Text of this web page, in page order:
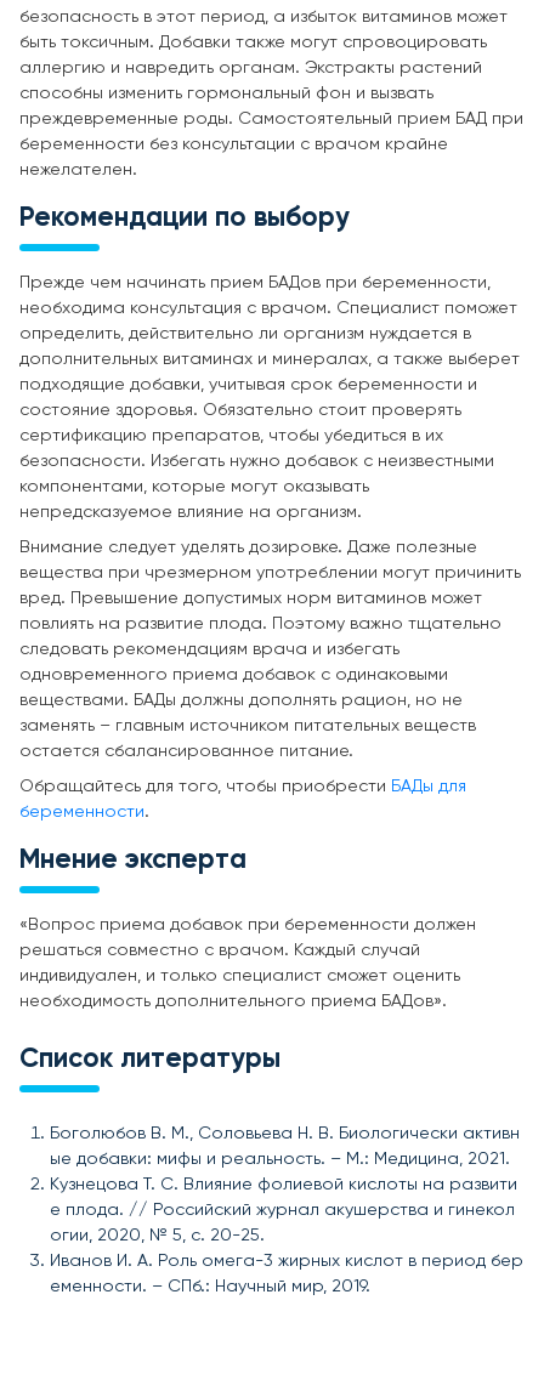
безопасность в этот период, а избыток витаминов может
быть токсичным. Добавки также могут спровоцировать
аллергию и навредить органам. Экстракты растений
способны изменить гормональный фон и вызвать
преждевременные роды. Самостоятельный прием БАД при
беременности без консультации с врачом крайне
нежелателен.
Рекомендации по выбору
Прежде чем начинать прием БАДов при беременности,
необходима консультация с врачом. Специалист поможет
определить, действительно ли организм нуждается в
дополнительных витаминах и минералах, а также выберет
подходящие добавки, учитывая срок беременности и
состояние здоровья. Обязательно стоит проверять
сертификацию препаратов, чтобы убедиться в их
безопасности. Избегать нужно добавок с неизвестными
компонентами, которые могут оказывать
непредсказуемое влияние на организм.
Внимание следует уделять дозировке. Даже полезные
вещества при чрезмерном употреблении могут причинить
вред. Превышение допустимых норм витаминов может
повлиять на развитие плода. Поэтому важно тщательно
следовать рекомендациям врача и избегать
одновременного приема добавок с одинаковыми
веществами. БАДы должны дополнять рацион, но не
заменять – главным источником питательных веществ
остается сбалансированное питание.
Обращайтесь для того, чтобы приобрести БАДы для
беременности.
Мнение эксперта
«Вопрос приема добавок при беременности должен
решаться совместно с врачом. Каждый случай
индивидуален, и только специалист сможет оценить
необходимость дополнительного приема БАДов».
Список литературы
Боголюбов В. М., Соловьева Н. В. Биологически активн
ые добавки: мифы и реальность. – М.: Медицина, 2021.
Кузнецова Т. С. Влияние фолиевой кислоты на развити
е плода. // Российский журнал акушерства и гинекол
огии, 2020, № 5, с. 20-25.
Иванов И. А. Роль омега-3 жирных кислот в период бер
еменности. – СПб.: Научный мир, 2019.